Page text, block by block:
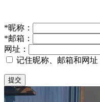
*昵称：
*邮箱：
网址：
记住昵称、邮箱和网址
提交